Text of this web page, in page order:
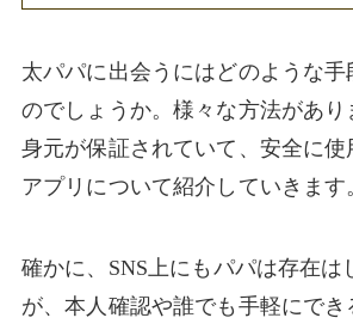
太パパに出会うにはどのような手
のでしょうか。様々な方法があり
身元が保証されていて、安全に
アプリについて紹介していきます
確かに、SNS上にもパパは存在は
が、本人確認や誰でも手軽にで